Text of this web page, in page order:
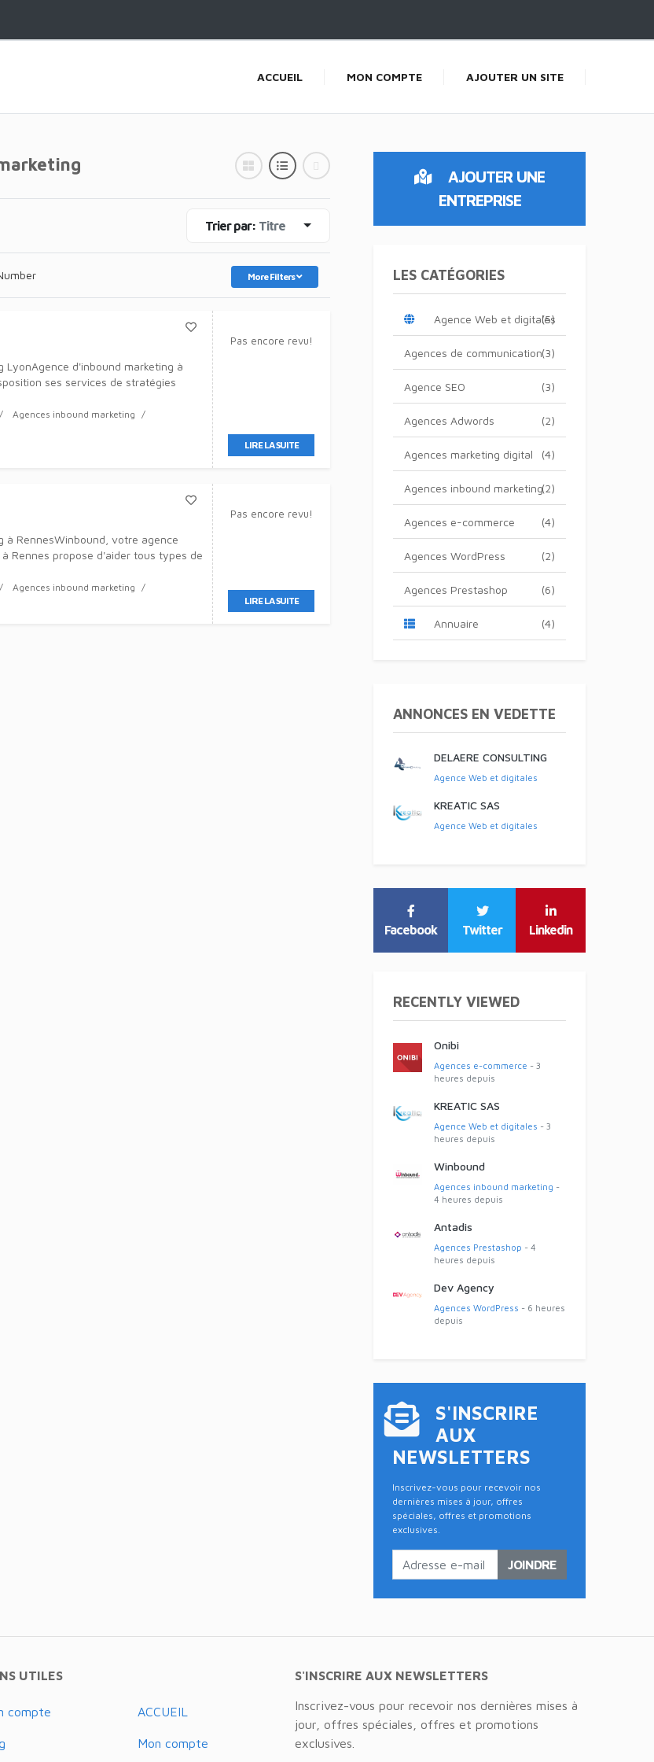
ACCUEIL MON COMPTE AJOUTER UN SITE
Trier par: Titre
More Filters
LyonAgence d'inbound marketing à
ses services de stratégies
Agences inbound marketing
Pas encore revu!
LIRE LA SUITE
à RennesWinbound, votre agence
Rennes propose d'aider tous types de
Agences inbound marketing
Pas encore revu!
LIRE LA SUITE
AJOUTER UNE
ENTREPRISE
LES CATÉGORIES
(5)
Agence Web et digitales
(3)
Agences de communication
(3)
Agence SEO
(2)
Agences Adwords
(4)
Agences marketing digital
(2)
Agences inbound marketing
(4)
Agences e-commerce
(2)
Agences WordPress
(6)
Agences Prestashop
(4)
Annuaire
ANNONCES EN VEDETTE
DELAERE CONSULTING
Agence Web et digitales
KREATIC SAS
Agence Web et digitales
Facebook Twitter Linkedin
RECENTLY VIEWED
Onibi
Agences e-commerce - 3
heures depuis
KREATIC SAS
Agence Web et digitales - 3
heures depuis
Winbound
Agences inbound marketing -
4 heures depuis
Antadis
Agences Prestashop - 4
heures depuis
Dev Agency
Agences WordPress - 6 heures
depuis
S'INSCRIRE
AUX
NEWSLETTERS
Inscrivez-vous pour recevoir nos
dernières mises à jour, offres
spéciales, offres et promotions
exclusives.
JOINDRE
UTILES
compte ACCUEIL
Mon compte
S'INSCRIRE AUX NEWSLETTERS
Inscrivez-vous pour recevoir nos dernières mises à
jour, offres spéciales, offres et promotions
exclusives.